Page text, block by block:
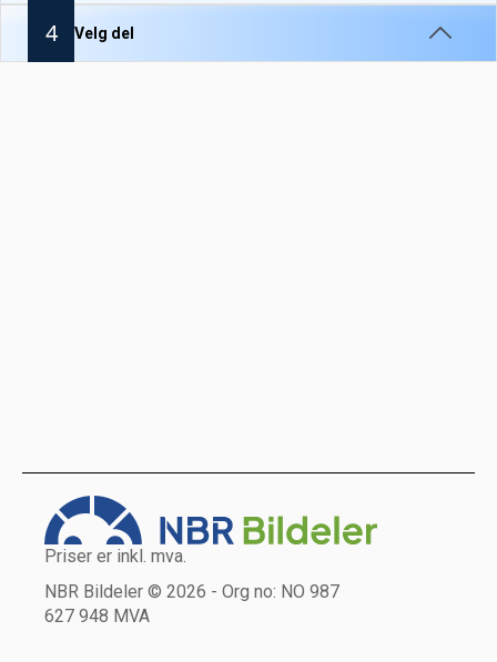
4 Velg del
Priser er inkl. mva.
NBR Bildeler © 2026 - Org no: NO 987
627 948 MVA